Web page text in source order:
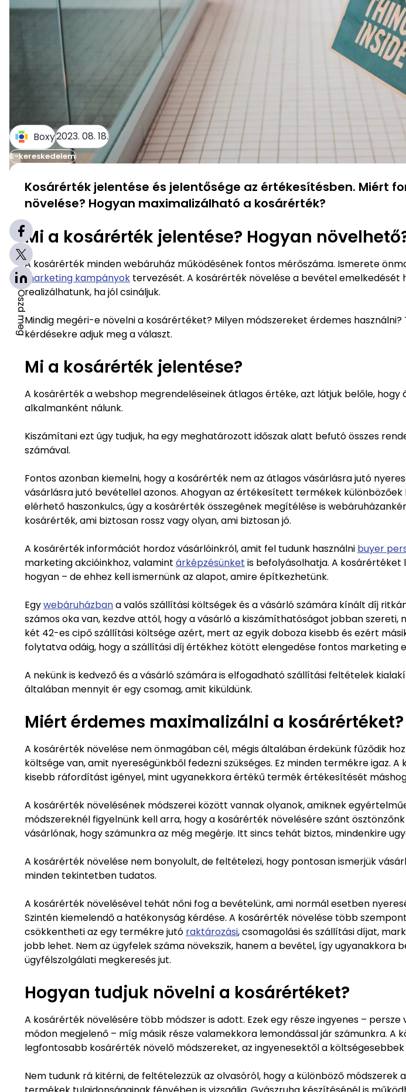
Oszd meg
Boxy2023. 08. 18.
E-kereskedelem
Kosárérték jelentése és jelentősége az értékesítésben. Miért
növelése? Hogyan maximalizálható a kosárérték?
Mi a kosárérték jelentése? Hogyan
A kosárérték minden webáruház működésének fontos mérőszáma. Ismerete
marketing kampányok tervezését. A kosárérték növelése a bevétel
realizálhatunk, ha jól csináljuk.
Mindig megéri-e növelni a kosárértéket? Milyen módszereket érdemes
kérdésekre adjuk meg a választ.
Mi a kosárérték jelentése?
A kosárérték a webshop megrendeléseinek átlagos értéke, azt látjuk belőle,
alkalmanként nálunk.
Kiszámítani ezt úgy tudjuk, ha egy meghatározott időszak alatt befutó összes
számával.
Fontos azonban kiemelni, hogy a kosárérték nem az átlagos vásárlásra jutó
vásárlásra jutó bevétellel azonos. Ahogyan az értékesített termékek
elérhető haszonkulcs, úgy a kosárérték összegének megítélése is
kosárérték, ami biztosan rossz vagy olyan, ami biztosan jó.
A kosárérték információt hordoz vásárlóinkról, amit fel tudunk használni buyer
marketing akcióinkhoz, valamint árképzésünket is befolyásolhatja. A
hogyan – de ehhez kell ismernünk az alapot, amire építkezhetünk.
Egywebáruházbana valós szállítási költségek és a vásárló számára kínált díj
számos oka van, kezdve attól, hogy a vásárló a kiszámíthatóságot jobban
két 42-es cipő szállítási költsége azért, mert az egyik doboza kisebb és ezért
folytatva odáig, hogy a szállítási díj értékhez kötött elengedése fontos marketing
A nekünk is kedvező és a vásárló számára is elfogadható szállítási feltételek
általában mennyit ér egy csomag, amit kiküldünk.
Miért érdemes maximalizálni a kosárértéket?
A kosárérték növelése nem önmagában cél, mégis általában érdekünk fűződik
költsége van, amit nyereségünkből fedezni szükséges. Ez minden termékre igaz.
kisebb ráfordítást igényel, mint ugyanekkora értékű termék értékesítését
A kosárérték növelésének módszerei között vannak olyanok, amiknek
módszereknél figyelnünk kell arra, hogy a kosárérték növelésére szánt
vásárlónak, hogy számunkra az még megérje. Itt sincs tehát biztos, mindenkire
A kosárérték növelése nem bonyolult, de feltételezi, hogy pontosan ismerjük
minden tekintetben tudatos.
A kosárérték növelésével tehát nőni fog a bevételünk, ami normál esetben
Szintén kiemelendő a hatékonyság kérdése. A kosárérték növelése több
csökkentheti az egy termékre jutó raktározási, csomagolási és szállítási díjat,
jobb lehet. Nem az ügyfelek száma növekszik, hanem a bevétel, így ugyanakkora
ügyfélszolgálati megkeresés jut.
Hogyan tudjuk növelni a kosárértéket?
A kosárérték növelésére több módszer is adott. Ezek egy része ingyenes –
módon megjelenő – míg másik része valamekkora lemondással jár számunkra. A
legfontosabb kosárérték növelő módszereket, az ingyenesektől a költségesebbek
Nem tudunk rá kitérni, de feltételezzük az olvasóról, hogy a különböző